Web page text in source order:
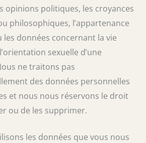
opinions politiques, les croyances
philosophiques, l’appartenance
les données concernant la vie
sexuelle d’une
ne traitons pas
des données personnelles
et nous nous réservons le droit
ou de les supprimer.
les données que vous nous